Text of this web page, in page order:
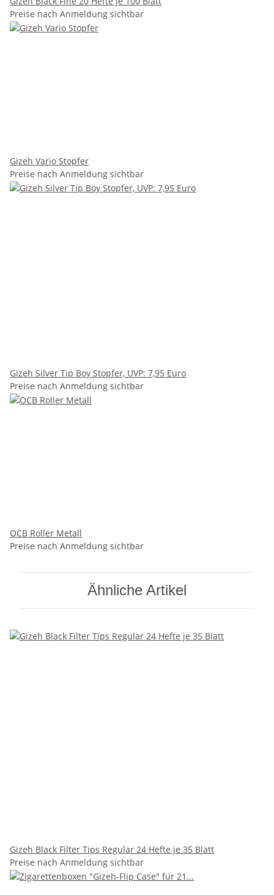
Preise nach Anmeldung sichtbar
Gizeh Vario Stopfer
Preise nach Anmeldung sichtbar
Gizeh Silver Tip Boy Stopfer, UVP: 7,95 Euro
Preise nach Anmeldung sichtbar
OCB Roller Metall
Preise nach Anmeldung sichtbar
Ähnliche Artikel
Gizeh Black Filter Tips Regular 24 Hefte je 35 Blatt
Preise nach Anmeldung sichtbar